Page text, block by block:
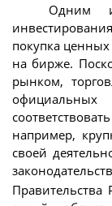
Одним
покупка
на бирже.
рынком,
например,
своей